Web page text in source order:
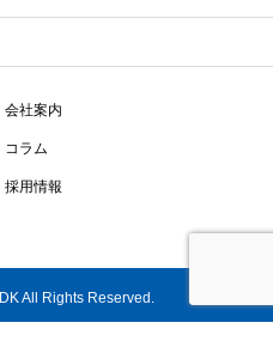
会社案内
コラム
採用情報
All Rights Reserved.